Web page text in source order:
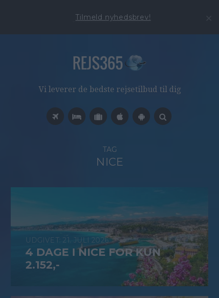
Tilmeld nyhedsbrev!
Vi leverer de bedste rejsetilbud til dig
TAG
NICE
21. JULI 2026
4 DAGE I NICE FOR KUN
2.152,-